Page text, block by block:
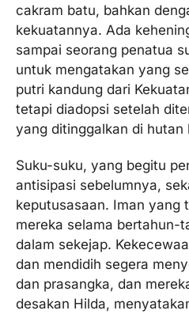
cakram batu, bahkan
kekuatannya. Ada
sampai seorang penatua
untuk mengatakan yang
putri kandung dari
tetapi diadopsi setelah
yang ditinggalkan di hutan
Suku-suku, yang begitu
antisipasi sebelumnya,
keputusasaan. Iman yang
mereka selama bertahun-
dalam sekejap.
dan mendidih segera
dan prasangka, dan
desakan Hilda,